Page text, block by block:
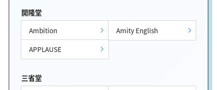
開隆堂
Ambition
Amity English
APPLAUSE
三省堂